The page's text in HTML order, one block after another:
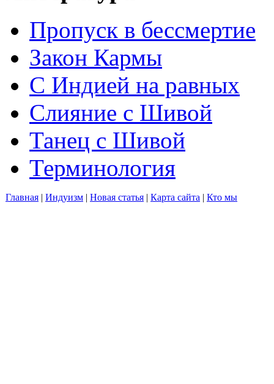
Пропуск в бессмертие
Закон Кармы
С Индией на равных
Слияние с Шивой
Танец с Шивой
Терминология
Главная | Индуизм | Новая статья | Карта сайта | Кто мы